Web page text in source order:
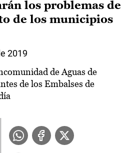
los problemas de
de los municipios
2019
de Aguas de
de los Embalses de